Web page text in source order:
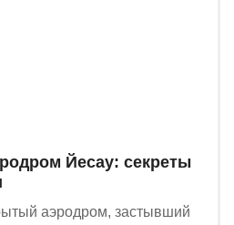
Йесау: секреты
аэродром, застывший